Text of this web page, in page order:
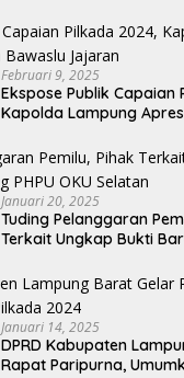
Februari 9, 2025
Ekspose Publik Capaian
Kapolda Lampung
Januari 20, 2025
Tuding Pelanggaran
Terkait Ungkap Bukti
Januari 14, 2025
DPRD Kabupaten
Rapat Paripurna,